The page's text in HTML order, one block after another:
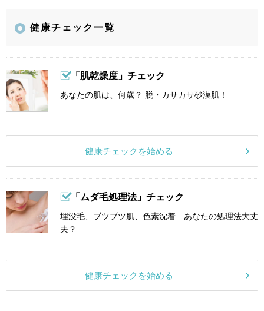
健康チェック一覧
「肌乾燥度」チェック
あなたの肌は、何歳？ 脱・カサカサ砂漠肌！
健康チェックを始める
「ムダ毛処理法」チェック
埋没毛、ブツブツ肌、色素沈着…あなたの処理法大丈
夫？
健康チェックを始める